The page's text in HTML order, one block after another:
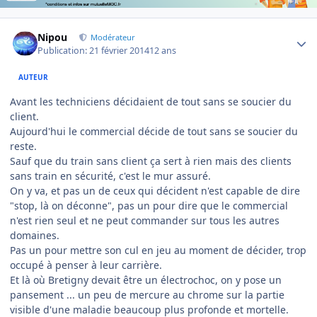
Nipou Modérateur
Publication:21 février 201412 ans
AUTEUR
Avant les techniciens décidaient de tout sans se soucier du
client.
Aujourd'hui le commercial décide de tout sans se soucier du
reste.
Sauf que du train sans client ça sert à rien mais des clients
sans train en sécurité, c'est le mur assuré.
On y va, et pas un de ceux qui décident n'est capable de dire
"stop, là on déconne", pas un pour dire que le commercial
n'est rien seul et ne peut commander sur tous les autres
domaines.
Pas un pour mettre son cul en jeu au moment de décider, trop
occupé à penser à leur carrière.
Et là où Bretigny devait être un électrochoc, on y pose un
pansement ... un peu de mercure au chrome sur la partie
visible d'une maladie beaucoup plus profonde et mortelle.